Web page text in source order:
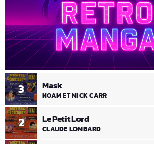
2 Le Petit Lord
CLAUDE LOMBARD
3 Mask
NOAM ET NICK CARR